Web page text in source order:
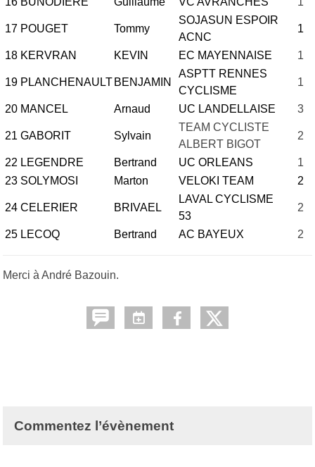
17 POUGET Tommy
SOJASUN ESPOIR
ACNC
1
18 KERVRAN KEVIN EC MAYENNAISE 1
19 PLANCHENAULT BENJAMIN
ASPTT RENNES
CYCLISME
1
20 MANCEL Arnaud UC LANDELLAISE 3
21 GABORIT Sylvain
TEAM CYCLISTE
ALBERT BIGOT
2
22 LEGENDRE Bertrand UC ORLEANS
1
23 SOLYMOSI Marton VELOKI TEAM 2
24 CELERIER BRIVAEL
LAVAL CYCLISME
53
2
25 LECOQ Bertrand AC BAYEUX 2
Merci à André Bazouin.
Commentez l’évènement